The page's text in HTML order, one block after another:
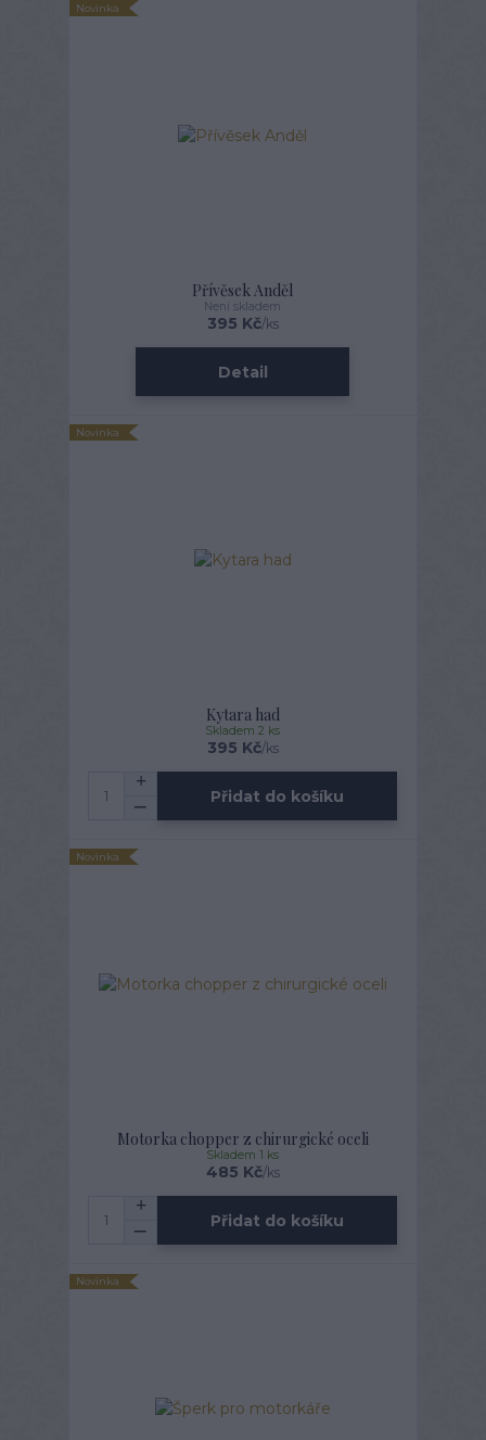
Novinka
Přívěsek Anděl
395 Kč/ks
Není skladem
Detail
Novinka
Kytara had
395 Kč/ks
Skladem 2 ks
Přidat do košíku
Novinka
Motorka chopper z chirurgické oceli
485 Kč/ks
Skladem 1 ks
Přidat do košíku
Novinka